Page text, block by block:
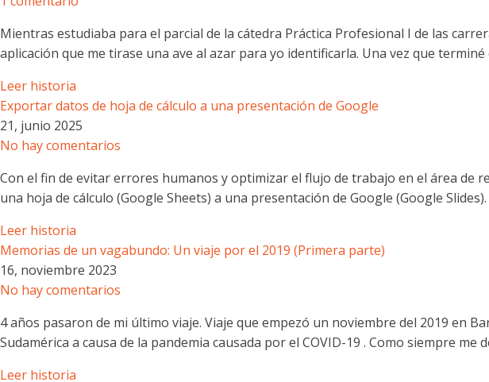
Mientras estudiaba para el parcial de la cátedra Práctica Profesional I de las
aplicación que me tirase una ave al azar para yo identificarla. Una vez que
Leer historia
Exportar datos de hoja de cálculo a una presentación de Google
21, junio 2025
No hay comentarios
Con el fin de evitar errores humanos y optimizar el flujo de trabajo en el área
una hoja de cálculo (Google Sheets) a una presentación de Google (Google
Leer historia
Memorias de un vagabundo: Un viaje por el 2019 (Primera parte)
16, noviembre 2023
No hay comentarios
4 años pasaron de mi último viaje. Viaje que empezó un noviembre del 2019 en
Sudamérica a causa de la pandemia causada por el COVID-19 . Como siempre
Leer historia